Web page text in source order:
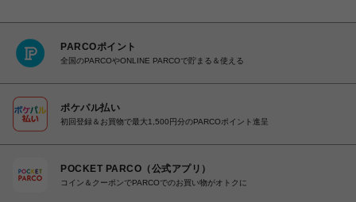
PARCOポイント
全国のPARCOやONLINE PARCOで貯まる＆使える
ポケパル払い
初回登録＆お買物で最大1,500円分のPARCOポイント進呈
POCKET PARCO（公式アプリ）
コイン＆クーポンでPARCOでのお買い物がオトクに